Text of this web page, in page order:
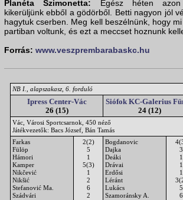
Planéta Szimonetta: Egész héten azon
kikerüljünk ebből a gödörből. Betti nagyon jól
hagytuk cserben. Meg kell beszélnünk, hogy
partiban voltunk, és ezt a meccset hoznunk
Forrás: www.veszprembarabaskc.hu
NB I., alapszakasz, 6. forduló
Ipress Center-Vác
26 (15)
Siófok KC-Galerius
24 (12)
Vác, Városi Sportcsarnok, 450 néző
Játékvezetők: Bacs József, Bán Tamás
Farkas
Fülöp
Hámori
Kamper
Nikčević
Nikšić
Stefanović Ma.
Szádvári
2(2)
5
1
5(3)
1
2
6
2
Bogdanovic
Dajka
Deáki
Drávai
Erdősi
Léránt
Lukács
Szamoránsky A.
3
1
1
1
5
6